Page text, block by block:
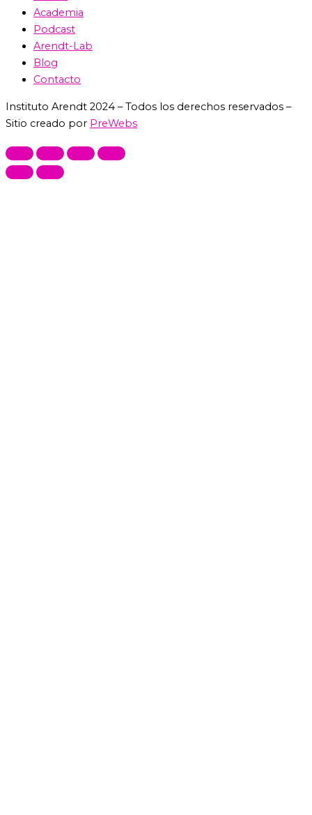
Academia
Podcast
Arendt-Lab
Blog
Contacto
Instituto Arendt 2024 – Todos los derechos reservados –
Sitio creado por PreWebs